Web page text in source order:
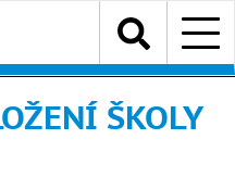
Menu
ŠKOLY